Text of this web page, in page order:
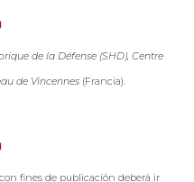
de la Défense (SHD), Centre
de Vincennes (Francia).
fines de publicación deberá ir